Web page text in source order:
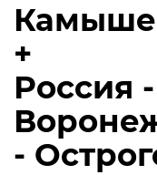
+
Россия
-